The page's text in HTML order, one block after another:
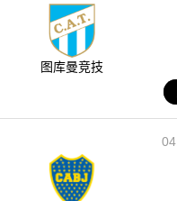
图库曼竞技